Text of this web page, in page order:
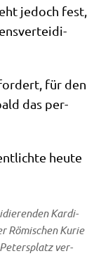
jedoch fest,
für den
das per­
heu­te
Kar­di­
Römi­schen Kurie
Peters­platz ver­